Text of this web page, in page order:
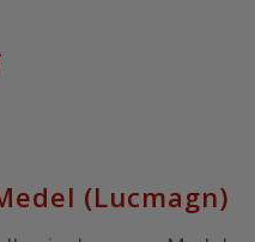
(Lucmagn)